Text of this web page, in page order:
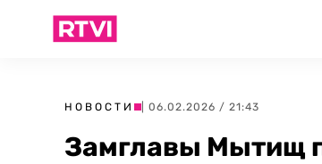
НОВОСТИ | 06.02.2026 / 21:43
Замглавы Мытищ